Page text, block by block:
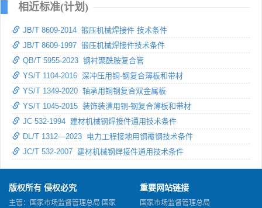
相近标准(计划)
JB/T 8609-2014 锻压机械焊接件 技术条件
JB/T 8609-1997 锻压机械焊接件技术条件
QB/T 5955-2023 钢衬聚酰胺复合管
YS/T 1104-2016 深冲压用铜-钢复合薄板和带材
YS/T 1349-2020 轴承用铜钢复合双金属板
YS/T 1045-2015 装饰装潢用铜-钢复合薄板和带材
JC 532-1994 建材机械钢焊接件通用技术条件
DL/T 1312—2023 电力工程接地用铜覆钢技术条件
JC/T 532-2007 建材机械钢焊接件通用技术条件
版权所有 侵权必究
主管：国家市场监督管理总局 国家
重要网站链接
国家市场监督管理总局